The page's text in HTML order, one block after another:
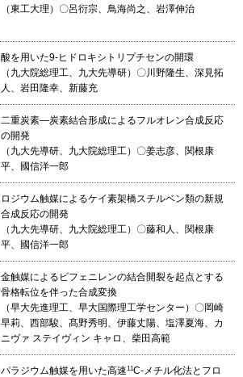
（東工大理）〇呂衍宗、鳥海尚之、岩澤伸治
酸を用いた9-ヒドロキシトリプチセンの開環
（九大院総理工、九大先導研）〇川野隆生、深見拓
人、岩田隆幸、新藤充
二重炭素―炭素結合形成によるフルオレン合成反応
の開発
（九大先導研、九大院総理工）〇姜志彦、関根康
平、國信洋一郎
ロジウム触媒によるケイ素架橋スチルベン類の新規
合成反応の開発
（九大先導研、九大院総理工）〇藤和人、関根康
平、國信洋一郎
金触媒によるビフェニレンの結合開裂を起点とする
骨格転位を伴った合成変換
（早大先進理工、早大国際理工学センター）〇岡崎
早莉、西部駿、髙野秀明、伊藤丈陽、塩澤夏海、カ
ニヴァ ステイヴィン キャロ、柴田高範
パラジウム触媒を用いた高速11C-メチル化法とフロ